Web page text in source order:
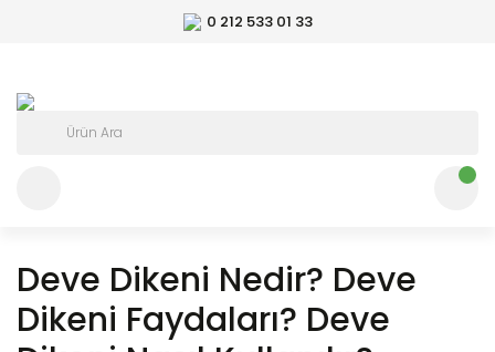
0 212 533 01 33
Deve Dikeni Nedir? Deve
Dikeni Faydaları? Deve